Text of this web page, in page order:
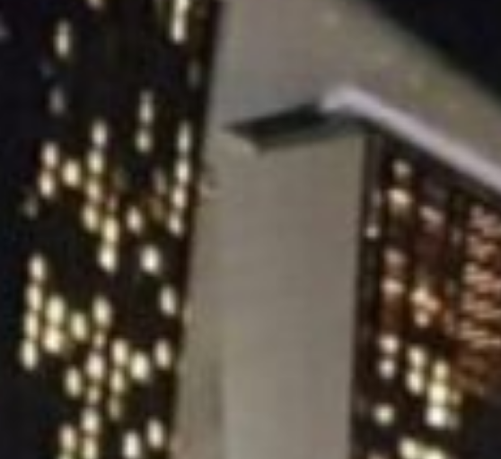
оптимизации
поездок